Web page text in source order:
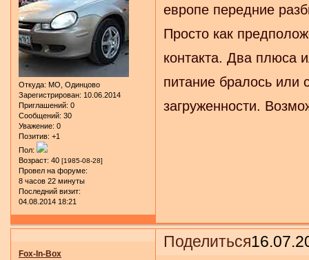
Откуда: МО, Одинцово
Зарегистрирован: 10.06.2014
Приглашений: 0
Сообщений: 30
Уважение: 0
Позитив: +1
Пол:
Возраст: 40 [1985-08-28]
Провел на форуме:
8 часов 22 минуты
Последний визит:
04.08.2014 18:21
европе передние
Просто как
контакта. Два плюса
питание бралось или
загруженности.
Поделиться
Fox-In-Box